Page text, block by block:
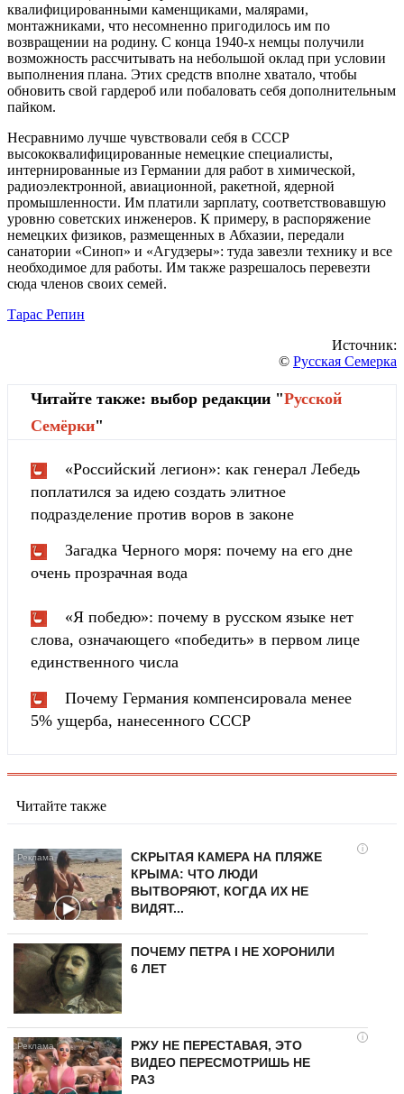
квалифицированными каменщиками, малярами,
монтажниками, что несомненно пригодилось им по
возвращении на родину. С конца 1940-х немцы получили
возможность рассчитывать на небольшой оклад при условии
выполнения плана. Этих средств вполне хватало, чтобы
обновить свой гардероб или побаловать себя дополнительным
пайком.
Несравнимо лучше чувствовали себя в СССР
высококвалифицированные немецкие специалисты,
интернированные из Германии для работ в химической,
радиоэлектронной, авиационной, ракетной, ядерной
промышленности. Им платили зарплату, соответствовавшую
уровню советских инженеров. К примеру, в распоряжение
немецких физиков, размещенных в Абхазии, передали
санатории «Синоп» и «Агудзеры»: туда завезли технику и все
необходимое для работы. Им также разрешалось перевезти
сюда членов своих семей.
Тарас Репин
Источник:
© Русская Семерка
Читайте также: выбор редакции "Русской
Cемёрки"
«Российский легион»: как генерал Лебедь
поплатился за идею создать элитное
подразделение против воров в законе
Загадка Черного моря: почему на его дне
очень прозрачная вода
«Я победю»: почему в русском языке нет
слова, означающего «победить» в первом лице
единственного числа
Почему Германия компенсировала менее
5% ущерба, нанесенного СССР
Читайте также
i
СКРЫТАЯ КАМЕРА НА ПЛЯЖЕ
КРЫМА: ЧТО ЛЮДИ
ВЫТВОРЯЮТ, КОГДА ИХ НЕ
ВИДЯТ...
ПОЧЕМУ ПЕТРА I НЕ ХОРОНИЛИ
6 ЛЕТ
i
РЖУ НЕ ПЕРЕСТАВАЯ, ЭТО
ВИДЕО ПЕРЕСМОТРИШЬ НЕ
РАЗ